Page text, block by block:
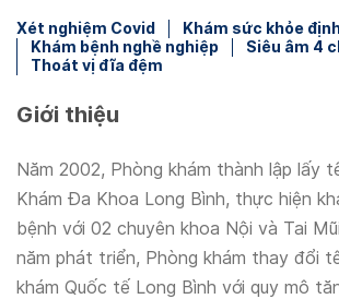
Xét nghiệm Covid
Khám sức khỏe
Khám bệnh nghề nghiệp
Siêu âm 4
Thoát vị đĩa đệm
Giới thiệu
Năm 2002, Phòng khám thành lập lấy
Khám Đa Khoa Long Bình, thực hiện
bệnh với 02 chuyên khoa Nội và Tai
năm phát triển, Phòng khám thay đổi
khám Quốc tế Long Bình với quy mô